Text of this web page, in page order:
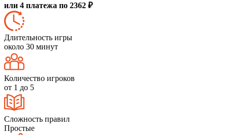
или 4 платежа по 2362 ₽
Длительность игры
около 30 минут
Количество игроков
от 1 до 5
Сложность правил
Простые